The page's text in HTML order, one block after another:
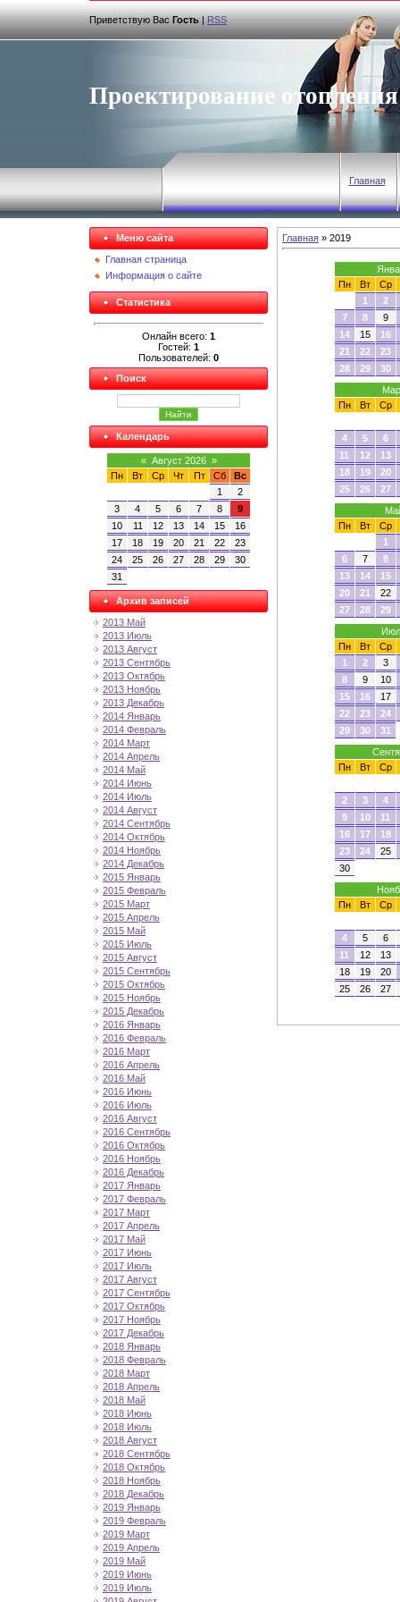
Приветствую Вас Гость|RSS
Проектирование
Главная
Меню сайта
Главная страница
Информация о сайте
Статистика
Онлайн всего: 1
Гостей: 1
Пользователей: 0
Поиск
Календарь
« Август 2026 »
Пн
Вт Ср Чт Пт Сб
Вс
1
2
3
4 5 6 7 8
9
10
11 12 13 14 15
16
17
18 19 20 21 22
23
24
25 26 27 28 29
30
31
Архив записей
2013 Май
2013 Июль
2013 Август
2013 Сентябрь
2013 Октябрь
2013 Ноябрь
2013 Декабрь
2014 Январь
2014 Февраль
2014 Март
2014 Апрель
2014 Май
2014 Июнь
2014 Июль
2014 Август
2014 Сентябрь
2014 Октябрь
2014 Ноябрь
2014 Декабрь
2015 Январь
2015 Февраль
2015 Март
2015 Апрель
2015 Май
2015 Июль
2015 Август
2015 Сентябрь
2015 Октябрь
2015 Ноябрь
2015 Декабрь
2016 Январь
2016 Февраль
2016 Март
2016 Апрель
2016 Май
2016 Июнь
2016 Июль
2016 Август
2016 Сентябрь
2016 Октябрь
2016 Ноябрь
2016 Декабрь
2017 Январь
2017 Февраль
2017 Март
2017 Апрель
2017 Май
2017 Июнь
2017 Июль
2017 Август
2017 Сентябрь
2017 Октябрь
2017 Ноябрь
2017 Декабрь
2018 Январь
2018 Февраль
2018 Март
2018 Апрель
2018 Май
2018 Июнь
2018 Июль
2018 Август
2018 Сентябрь
2018 Октябрь
2018 Ноябрь
2018 Декабрь
2019 Январь
2019 Февраль
2019 Март
2019 Апрель
2019 Май
2019 Июнь
2019 Июль
Главная » 2019
Пн
Вт
Ср
1
2
7
8
9
14
15
16
21
22
23
28
29
30
Пн
Вт Ср
4 5
6
11
12
13
18
19
20
25
26
27
Пн
Вт
Ср
1
6
7
8
13
14
15
20
21
22
27
28
29
Пн
Вт
Ср
1
2
3
8
9
10
15
16
17
22
23
24
29
30
31
Пн
Вт Ср
2 3
4
9
10
11
16
17
18
23
24
25
30
Пн
Вт Ср
4 5
6
11
12
13
18
19
20
25
26 27